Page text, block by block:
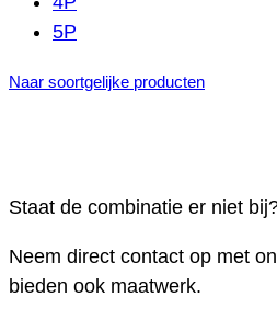
5P
Naar soortgelijke producten
Staat de combinatie er niet
Neem direct contact op met
bieden ook maatwerk.